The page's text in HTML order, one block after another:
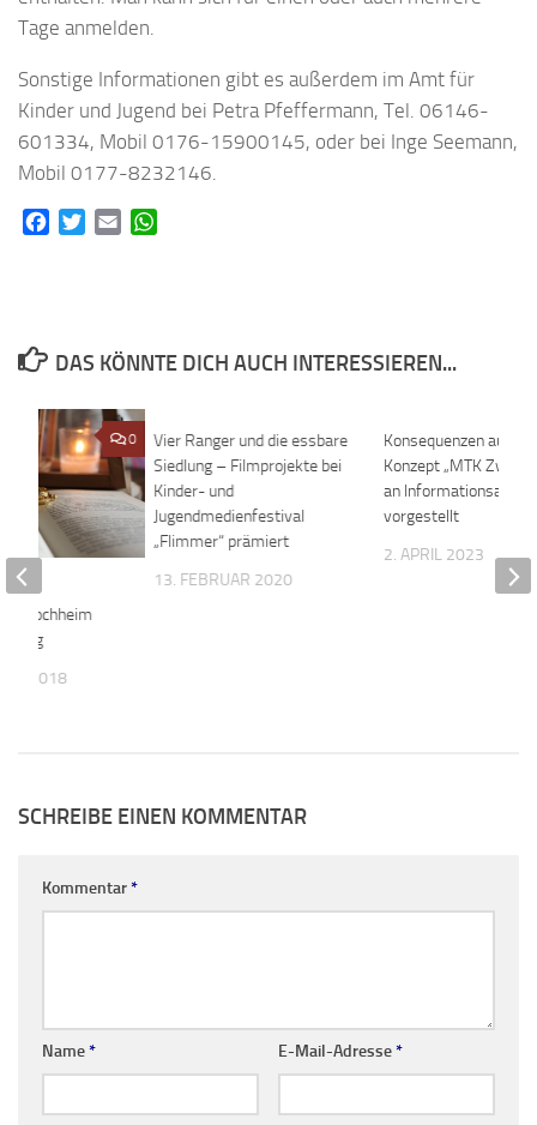
Tage anmelden.
Sonstige Informationen gibt es außerdem im Amt für
Kinder und Jugend bei Petra Pfeffermann, Tel. 06146-
601334, Mobil 0176-15900145, oder bei Inge Seemann,
Mobil 0177-8232146.
FacebookTwitterEmail
DAS KÖNNTE DICH AUCH INTERESSIEREN...
Vier Ranger und die essbare
Siedlung – Filmprojekte bei
Kinder- und
Jugendmedienfestival
„Flimmer“ prämiert
13. FEBRUAR 2020
Konsequenzen aus
Konzept „MTK
an Informationsabend
vorgestellt
2. APRIL 2023
0
Hochheim
2018
SCHREIBE EINEN KOMMENTAR
Kommentar*
Name* E-Mail-Adresse*